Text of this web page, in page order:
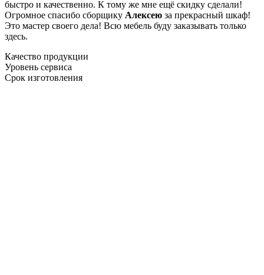
быстро и качественно. К тому же мне ещё скидку сделали!
Огромное спасибо сборщику Алексею за прекрасный шкаф!
Это мастер своего дела! Всю мебель буду заказывать только
здесь.
Качество продукции
Уровень сервиса
Срок изготовления